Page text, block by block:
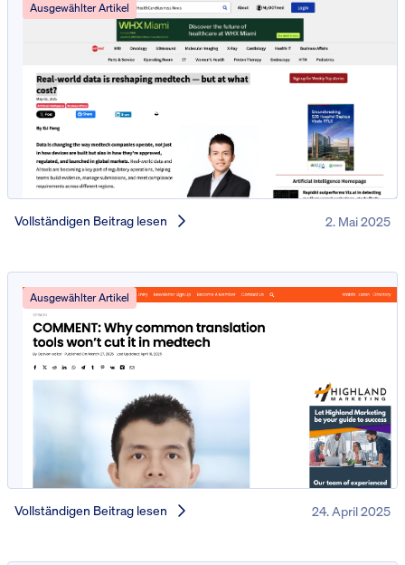
Ausgewählter Artikel
Vollständigen Beitrag lesen 2. Mai 2025
Ausgewählter Artikel
Vollständigen Beitrag lesen 24. April 2025